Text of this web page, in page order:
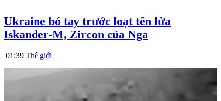
Ukraine bó tay trước loạt tên lửa
Iskander-M, Zircon của Nga
01:39 Thế giới